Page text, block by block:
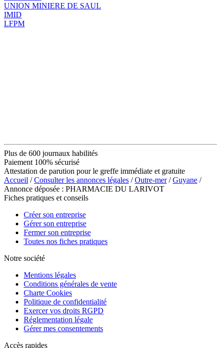
UNION MINIERE DE SAUL
IMID
LFPM
Plus de 600 journaux habilités
Paiement 100% sécurisé
Attestation de parution pour le greffe immédiate et gratuite
Accueil /Consulter les annonces légales /Outre-mer/Guyane /
Annonce déposée : PHARMACIE DU LARIVOT
Fiches pratiques et conseils
Créer son entreprise
Gérer son entreprise
Fermer son entreprise
Toutes nos fiches pratiques
Notre société
Mentions légales
Conditions générales de vente
Charte Cookies
Politique de confidentialité
Exercer vos droits RGPD
Réglementation légale
Gérer mes consentements
Accès rapides